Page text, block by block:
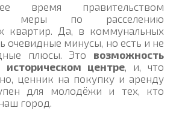
время правительством
меры по расселению
квартир. Да, в коммунальных
очевидные минусы, но есть и не
плюсы. Это возможность
центре, и, что
ценник на покупку и аренду
для молодёжи и тех, кто
город.